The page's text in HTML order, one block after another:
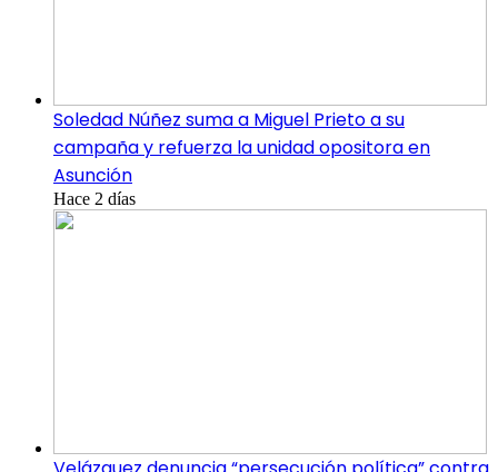
Soledad Núñez suma a Miguel Prieto a su
campaña y refuerza la unidad opositora en
Asunción
Hace 2 días